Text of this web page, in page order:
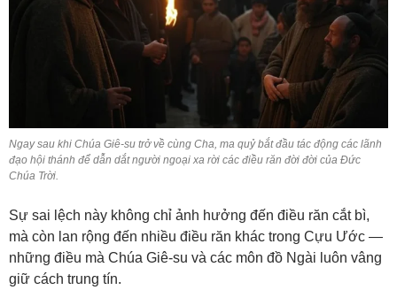
Ngay sau khi Chúa Giê-su trở về cùng Cha, ma quỷ bắt đầu tác động các lãnh
đạo hội thánh để dẫn dắt người ngoại xa rời các điều răn đời đời của Đức
Chúa Trời.
Sự sai lệch này không chỉ ảnh hưởng đến điều răn cắt bì,
mà còn lan rộng đến nhiều điều răn khác trong Cựu Ước —
những điều mà Chúa Giê-su và các môn đồ Ngài luôn vâng
giữ cách trung tín.